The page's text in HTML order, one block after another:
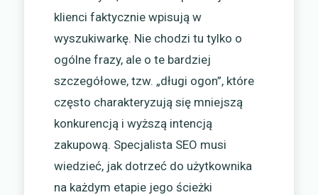
klienci faktycznie wpisują w
wyszukiwarkę. Nie chodzi tu tylko o
ogólne frazy, ale o te bardziej
szczegółowe, tzw. „długi ogon”, które
często charakteryzują się mniejszą
konkurencją i wyższą intencją
zakupową. Specjalista SEO musi
wiedzieć, jak dotrzeć do użytkownika
na każdym etapie jego ścieżki